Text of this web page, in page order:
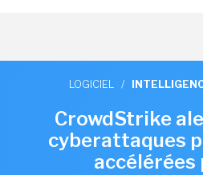
LOGICIEL /
CrowdStrike
cyberattaques
accélérées